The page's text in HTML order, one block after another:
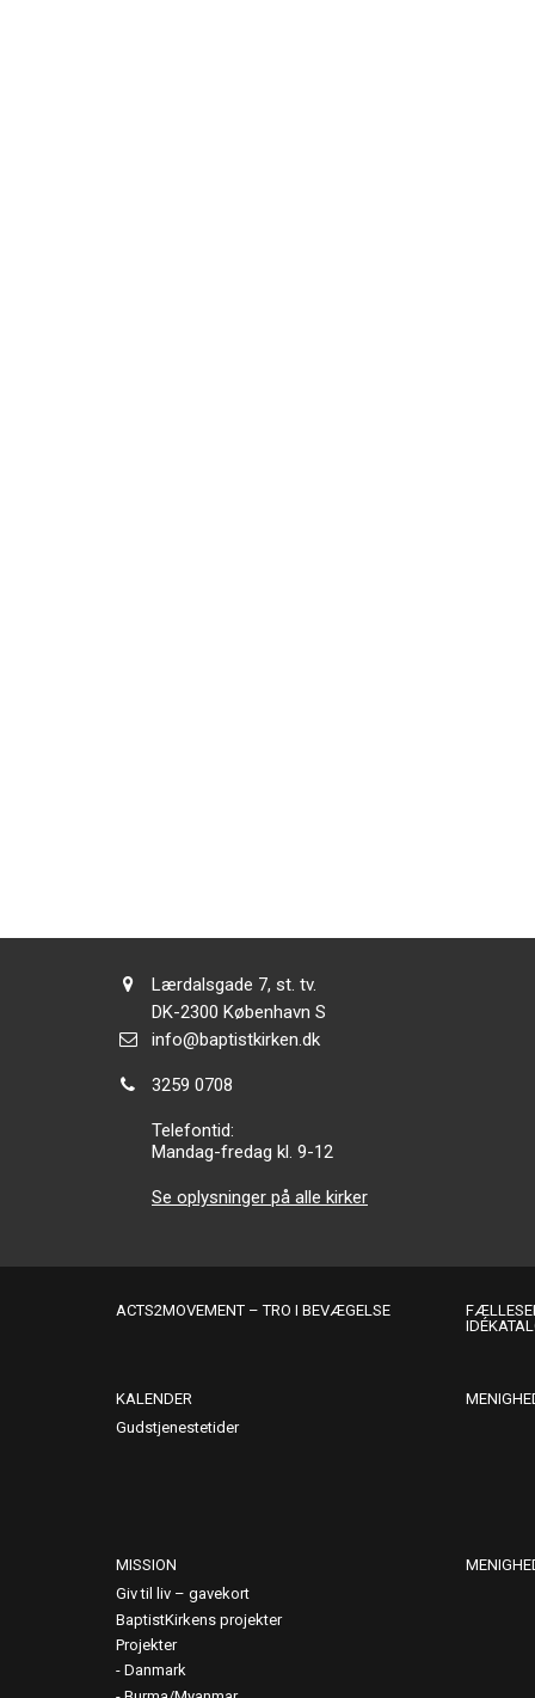
Adresse:
Lærdalsgade 7, st. tv.
Adresse:
DK-2300 København S
Send
info@baptistkirken.dk
Tlf.:
3259 0708
Telefontid:
Mandag-fredag kl. 9-12
Se oplysninger på alle kirker
ACTS2MOVEMENT – TRO I BEVÆGELSE
KALENDER
Gudstjenestetider
MISSION
Giv til liv – gavekort
BaptistKirkens projekter
Projekter
Danmark